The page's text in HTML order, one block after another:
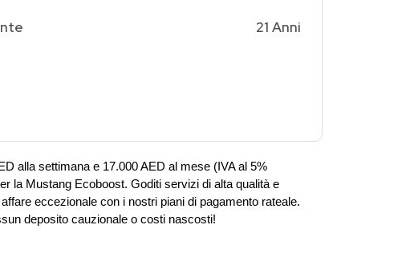
21 Anni
alla settimana e 17.000 AED al mese (IVA al 5%
la Mustang Ecoboost. Goditi servizi di alta qualità e
eccezionale con i nostri piani di pagamento rateale.
deposito cauzionale o costi nascosti!